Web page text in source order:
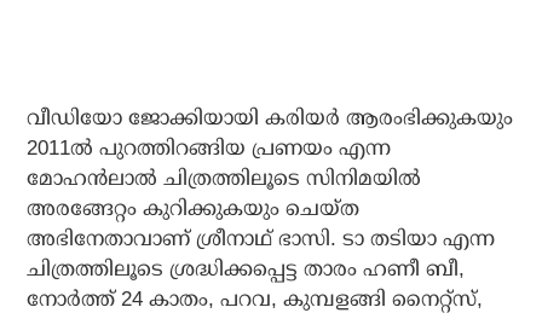
വീഡിയോ ജോക്കിയായി കരിയര്‍ ആരംഭിക്കുകയും
2011ല്‍ പുറത്തിറങ്ങിയ പ്രണയം എന്ന
മോഹന്‍ലാല്‍ ചിത്രത്തിലൂടെ സിനിമയില്‍
അരങ്ങേറ്റം കുറിക്കുകയും ചെയ്ത
അഭിനേതാവാണ് ശ്രീനാഥ് ഭാസി. ടാ തടിയാ എന്ന
ചിത്രത്തിലൂടെ ശ്രദ്ധിക്കപ്പെട്ട താരം ഹണീ ബീ,
നോര്‍ത്ത് 24 കാതം, പറവ, കുമ്പളങ്ങി നൈറ്റ്‌സ്,